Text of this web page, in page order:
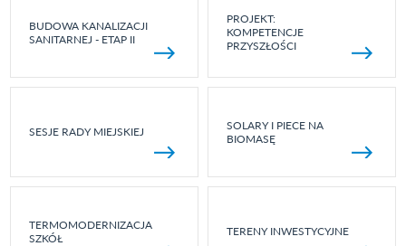
BUDOWA KANALIZACJI
SANITARNEJ - ETAP II
PROJEKT:
KOMPETENCJE
PRZYSZŁOŚCI
SESJE RADY MIEJSKIEJ
SOLARY I PIECE NA
BIOMASĘ
TERMOMODERNIZACJA
SZKÓŁ
TERENY INWESTYCYJNE